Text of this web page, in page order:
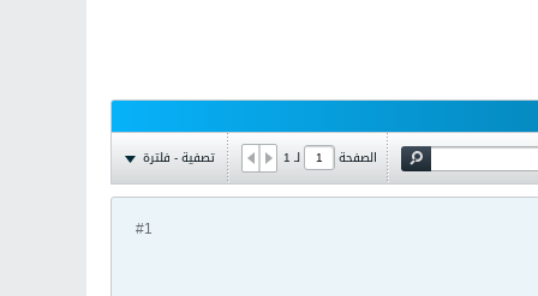
الصفحة لـ1 تصفية - فلترة
#1